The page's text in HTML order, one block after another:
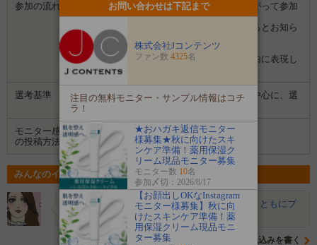
参加の流れ
１．「参加する」ボタンから画面にしたがって参加
します。
２．募集期間の終了後、企業から選ばれるとお知ら
せがあります。
３．企業から商品などが届きます。
４．試していただいた感想や口コミを自由に表現し
て投稿してください。
選考基準
愛用感やおすすめ度の表現が上手な方を中心に、選
考させていただきます。
モニター感想
の投稿方法
Instagram
みんなのイベントの意気込み
ponn☆ 使用前、使用後の様子や効果など写真とともにブ
ログ、Twitter、Inst…
意気込みを書く
お問い合わせは下記まで
株式会社Jコンテンツ
ファン数 4325名
注目の無料モニター・サンプル情報はコチ
ラ！
★おハガキ返信モニター
様募集★秋に向けたスキ
ンケア準備！薬用保湿ク
リーム現品モニター募集
モニター数 10名
参加〆切：2026/8/17
【お顔出しOKなInstagram
モニター様募集】秋に向
けたスキンケア準備！薬
用保湿クリーム現品モニ
ター募集